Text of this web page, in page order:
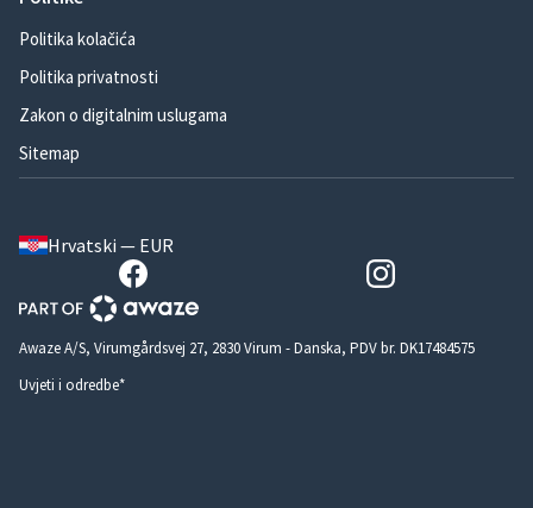
Politika kolačića
Politika privatnosti
Zakon o digitalnim uslugama
Sitemap
Hrvatski — EUR
Awaze A/S, Virumgårdsvej 27, 2830 Virum - Danska, PDV br. DK17484575
Uvjeti i odredbe*